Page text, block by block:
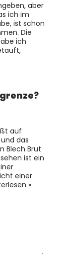
aber
ich im
ist schon
Die
ich
auf
das
Blech Brut
ist ein
einer
»